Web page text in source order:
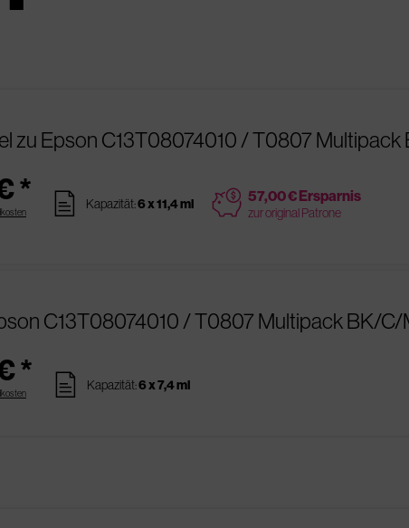
zu Epson C13T08074010 / T0807
* pages Kapazität:6 x 11,4 ml price 57,00 € Ersparnis
zur original Patrone
C13T08074010 / T0807 Multipack BK/
* pages Kapazität:6 x 7,4 ml